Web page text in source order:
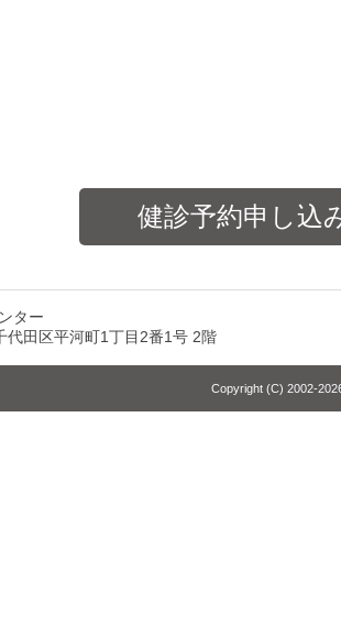
健診予約申し込
ター
代田区平河町1丁目2番1号 2階
Copyright (C) 2002-